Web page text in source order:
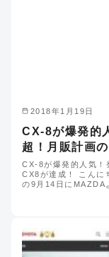
2018年1月19日
CX-8が爆発的
超！月販計画
CX-8が爆発的人気！
CX8が達成！ こんに
の9月14日にMAZDA